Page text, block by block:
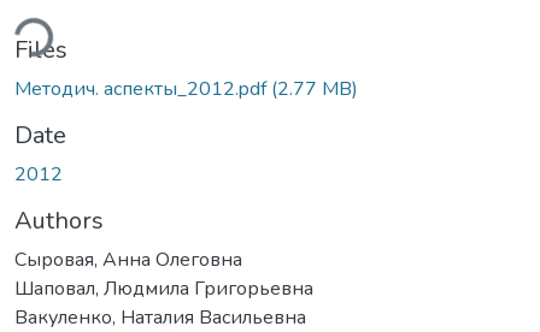
Files
Методич. аспекты_2012.pdf(2.77 MB)
Date
2012
Authors
Сыровая, Анна Олеговна
Шаповал, Людмила Григорьевна
Вакуленко, Наталия Васильевна